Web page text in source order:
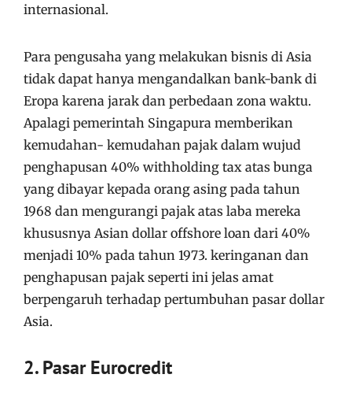
internasional.
Para pengusaha yang melakukan bisnis di Asia
tidak dapat hanya mengandalkan bank-bank di
Eropa karena jarak dan perbedaan zona waktu.
Apalagi pemerintah Singapura memberikan
kemudahan- kemudahan pajak dalam wujud
penghapusan 40% withholding tax atas bunga
yang dibayar kepada orang asing pada tahun
1968 dan mengurangi pajak atas laba mereka
khususnya Asian dollar offshore loan dari 40%
menjadi 10% pada tahun 1973. keringanan dan
penghapusan pajak seperti ini jelas amat
berpengaruh terhadap pertumbuhan pasar dollar
Asia.
2. Pasar Eurocredit